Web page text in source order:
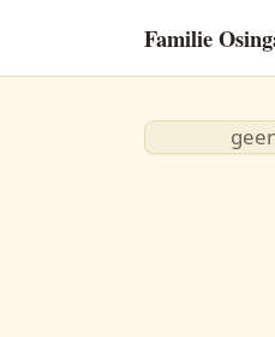
Familie
26-08-